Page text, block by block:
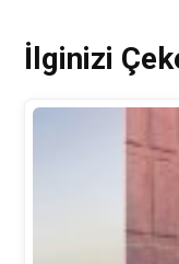
İlginizi